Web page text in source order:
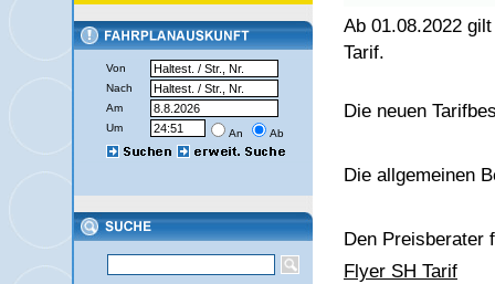
Von
Nach
Am
Um
An Ab
Ab 01.08.2022
Tarif.
Die neuen
Die allgemeinen
Den Preisberater
Flyer SH Tarif